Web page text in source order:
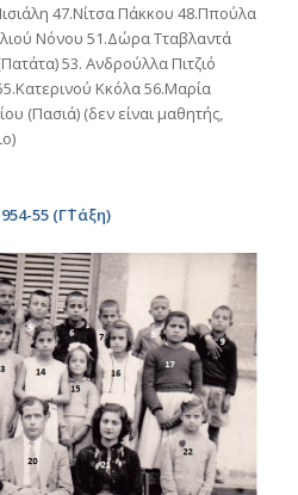
47.Νίτσα Πάκκου 48.Ππούλα
Νόνου 51.Δώρα Τταβλαντά
53. Ανδρούλλα Πιτζιό
Κκόλα 56.Μαρία
(Πασιά) (δεν είναι μαθητής,
55 (Γ΄Τάξη)